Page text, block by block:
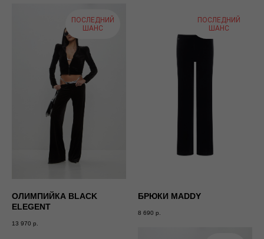
ПОСЛЕДНИЙ
ШАНС
ОЛИМПИЙКА BLACK
ELEGENT
13 970 р.
ПОСЛЕДНИЙ
ШАНС
БРЮКИ MADDY
8 690 р.
→
Пришлём только самое важное: скидки, промокоды и
новинки
СКИДКА 10% ЗА ПОДПИСКУ